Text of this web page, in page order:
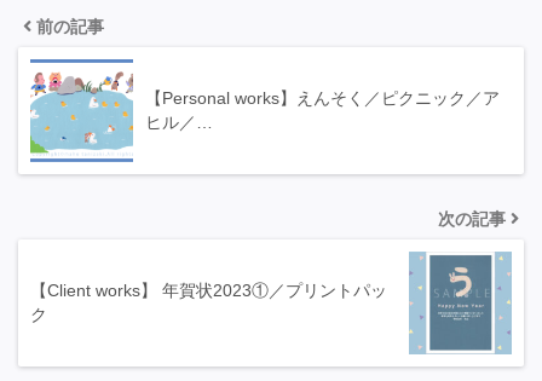
前の記事
【Personal works】えんそく／ピクニック／ア
ヒル／…
次の記事
【Client works】 年賀状2023①／プリントパッ
ク